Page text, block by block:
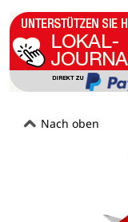
Nach oben